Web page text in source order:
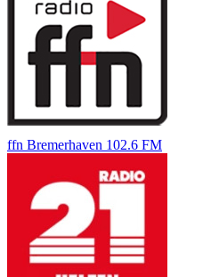
ffn Bremerhaven 102.6 FM